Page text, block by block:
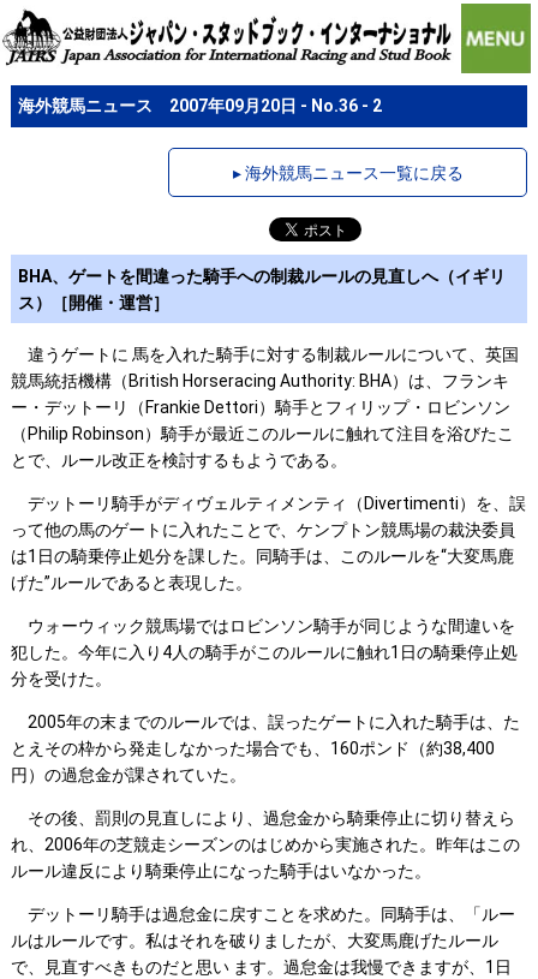
海外競馬ニュース 2007年09月20日 - No.36 - 2
▸ 海外競馬ニュース一覧に戻る
BHA、ゲートを間違った騎手への制裁ルールの見直しへ（イギリ
ス）［開催・運営］
違うゲートに 馬を入れた騎手に対する制裁ルールについて、英国
競馬統括機構（British Horseracing Authority: BHA）は、フランキ
ー・デットーリ（Frankie Dettori）騎手とフィリップ・ロビンソン
（Philip Robinson）騎手が最近このルールに触れて注目を浴びたこ
とで、ルール改正を検討するもようである。
デットーリ騎手がディヴェルティメンティ（Divertimenti）を、誤
って他の馬のゲートに入れたことで、ケンプトン競馬場の裁決委員
は1日の騎乗停止処分を課した。同騎手は、このルールを“大変馬鹿
げた”ルールであると表現した。
ウォーウィック競馬場ではロビンソン騎手が同じような間違いを
犯した。今年に入り4人の騎手がこのルールに触れ1日の騎乗停止処
分を受けた。
2005年の末までのルールでは、誤ったゲートに入れた騎手は、た
とえその枠から発走しなかった場合でも、160ポンド（約38,400
円）の過怠金が課されていた。
その後、罰則の見直しにより、過怠金から騎乗停止に切り替えら
れ、2006年の芝競走シーズンのはじめから実施された。昨年はこの
ルール違反により騎乗停止になった騎手はいなかった。
デットーリ騎手は過怠金に戻すことを求めた。同騎手は、「ルー
ルはルールです。私はそれを破りましたが、大変馬鹿げたルール
で、見直すべきものだと思い ます。過怠金は我慢できますが、1日